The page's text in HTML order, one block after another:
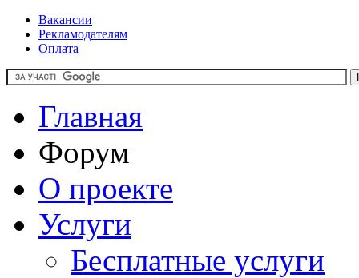
Вакансии
Рекламодателям
Оплата
Главная
Форум
О проекте
Услуги
Бесплатные услуги